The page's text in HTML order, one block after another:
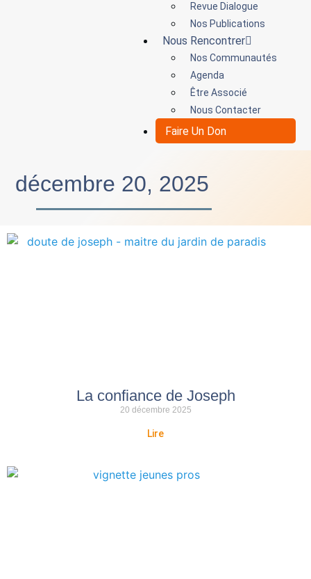
Revue Dialogue
Nos Publications
Nous Rencontrer
Nos Communautés
Agenda
Être Associé
Nous Contacter
Faire Un Don
décembre 20, 2025
La confiance de Joseph
20 décembre 2025
Lire